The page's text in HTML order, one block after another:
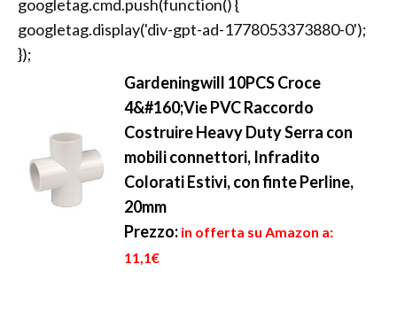
googletag.cmd.push(function() {
googletag.display('div-gpt-ad-1778053373880-0');
});
Gardeningwill 10PCS Croce
4&#160;Vie PVC Raccordo
Costruire Heavy Duty Serra con
mobili connettori, Infradito
Colorati Estivi, con finte Perline,
20mm
Prezzo: in offerta su Amazon a:
11,1€